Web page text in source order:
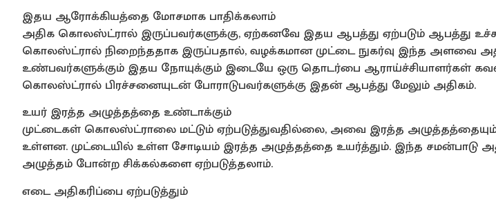
இதய ஆரோக்கியத்தை மோசமாக பாதிக்கலாம்
அதிக கொலஸ்ட்ரால் இருப்பவர்களுக்கு, ஏற்கனவே இதய ஆபத்து ஏற்படும் ஆபத்து
கொலஸ்ட்ரால் நிறைந்ததாக இருப்பதால், வழக்கமான முட்டை நுகர்வு இந்த அளவை
உண்பவர்களுக்கும் இதய நோயுக்கும் இடையே ஒரு தொடர்பை ஆராய்ச்சியாளர்கள்
கொலஸ்ட்ரால் பிரச்சனையுடன் போராடுபவர்களுக்கு இதன் ஆபத்து மேலும் அதிகம்.
உயர் இரத்த அழுத்தத்தை உண்டாக்கும்
முட்டைகள் கொலஸ்ட்ராலை மட்டும் ஏற்படுத்துவதில்லை, அவை இரத்த அழுத்தத்தையும்
உள்ளன. முட்டையில் உள்ள சோடியம் இரத்த அழுத்தத்தை உயர்த்தும். இந்த சமன்பாடு
அழுத்தம் போன்ற சிக்கல்களை ஏற்படுத்தலாம்.
எடை அதிகரிப்பை ஏற்படுத்தும்